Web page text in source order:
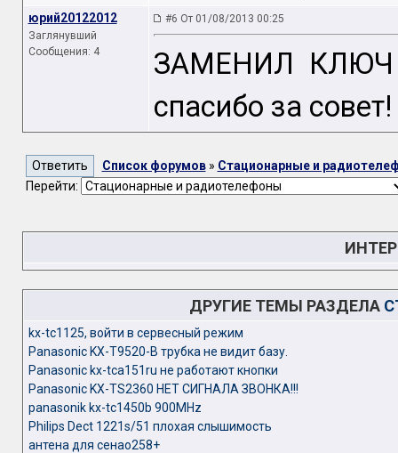
юрий20122012
Заглянувший
Сообщения: 4
#6 От 01/08/2013 00:25
ЗАМЕНИЛ КЛЮЧ
спасибо за совет!
Список форумов» Стационарные и
Перейти:
ДРУГИЕ ТЕМЫ РАЗДЕЛА
kx-tc1125, войти в сервесный режим
Panasonic KX-T9520-B трубка не видит базу.
Panasonic kx-tca151ru не работают кнопки
Panasonic KX-TS2360 НЕТ СИГНАЛА ЗВОНКА!!!
panasonik kx-tc1450b 900MHz
Philips Dect 1221s/51 плохая слышимость
антена для сенао258+